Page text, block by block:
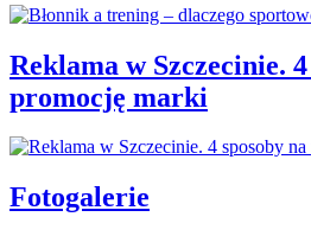
Reklama w Szczecinie.
promocję marki
Fotogalerie